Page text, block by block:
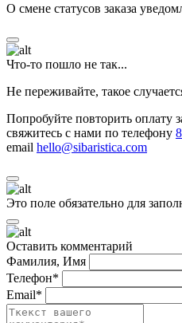
О смене статусов заказа
Что-то пошло не так...
Не переживайте, такое
Попробуйте повторить оплату
свяжитесь с нами по телефону
email hello@sibaristica.com
Это поле обязательно для
Оставить комментарий
Фамилия, Имя
Телефон*
Email*